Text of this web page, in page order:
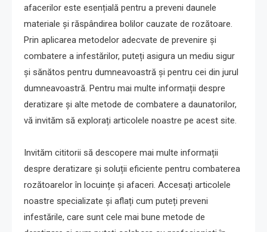
afacerilor este esențială pentru a preveni daunele
materiale și răspândirea bolilor cauzate de rozătoare.
Prin aplicarea metodelor adecvate de prevenire și
combatere a infestărilor, puteți asigura un mediu sigur
și sănătos pentru dumneavoastră și pentru cei din jurul
dumneavoastră. Pentru mai multe informații despre
deratizare și alte metode de combatere a daunatorilor,
vă invităm să explorați articolele noastre pe acest site.
Invităm cititorii să descopere mai multe informații
despre deratizare și soluții eficiente pentru combaterea
rozătoarelor în locuințe și afaceri. Accesați articolele
noastre specializate și aflați cum puteți preveni
infestările, care sunt cele mai bune metode de